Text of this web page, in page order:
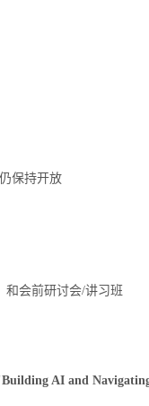
保持开放
和会前研讨会/讲习班
AI and